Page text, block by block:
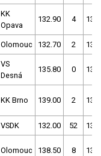
KK
Opava
132.90 4
Olomouc 132.70 2
VS
Desná
135.80 0
KK Brno 139.00 2
VSDK 132.00 52
Olomouc 138.50 8